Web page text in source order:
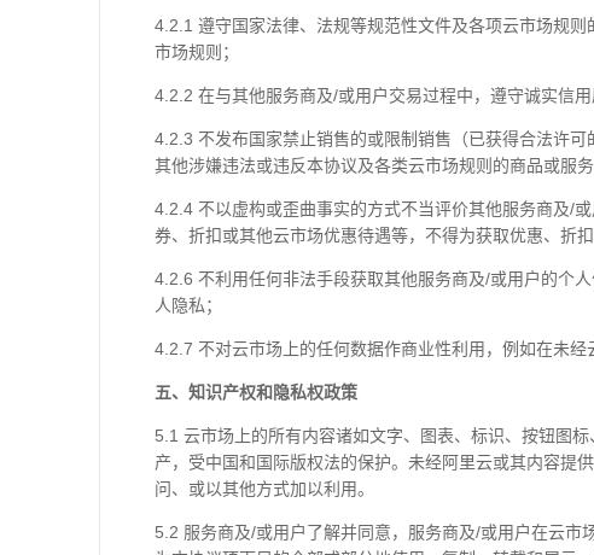
4.2.1 遵守国家法律、法规等规范性文件及各项云市场规
市场规则；
4.2.2 在与其他服务商及/或用户交易过程中，遵守诚实信
4.2.3 不发布国家禁止销售的或限制销售（已获得合法许
其他涉嫌违法或违反本协议及各类云市场规则的商品或服务
4.2.4 不以虚构或歪曲事实的方式不当评价其他服务商及/
券、折扣或其他云市场优惠待遇等，不得为获取优惠、折
4.2.6 不利用任何非法手段获取其他服务商及/或用户的个
人隐私；
4.2.7 不对云市场上的任何数据作商业性利用，例如在未
五、知识产权和隐私权政策
5.1 云市场上的所有内容诸如文字、图表、标识、按钮图
产，受中国和国际版权法的保护。未经阿里云或其内容提
问、或以其他方式加以利用。
5.2 服务商及/或用户了解并同意，服务商及/或用户在云